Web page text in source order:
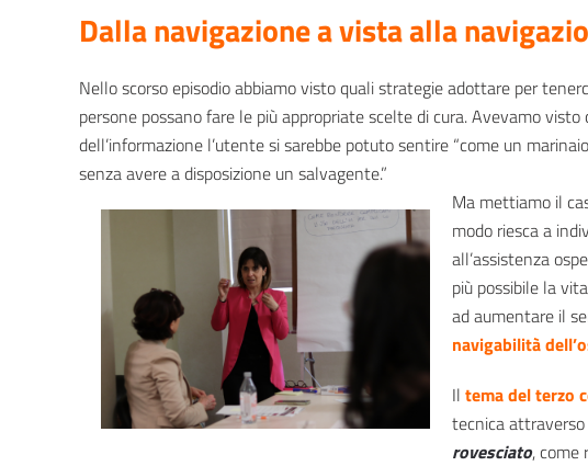
Dalla navigazione a vista alla
Nello scorso episodio abbiamo visto quali strategie adottare per
persone possano fare le più appropriate scelte di cura. Avevamo
dell’informazione l’utente si sarebbe potuto sentire “come un
senza avere a disposizione un salvagente.”
Ma mettiamo il
modo riesca a
all’assistenza
più possibile la
ad aumentare il
navigabilità
Il tema del terzo
tecnica
rovesciato, come